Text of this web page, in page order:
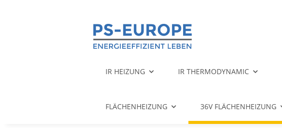
IR HEIZUNG IR THERMODYNAMIC
FLÄCHENHEIZUNG 36V FLÄCHENHEIZUNG